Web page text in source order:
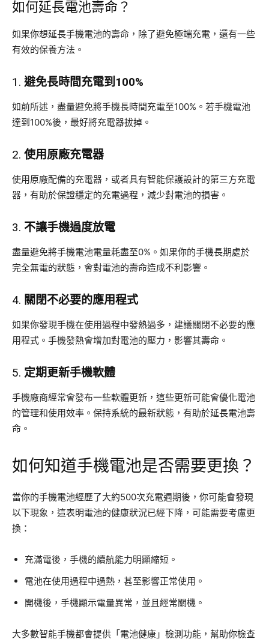
如何延長電池壽命？
如果你想延長手機電池的壽命，除了避免極端充電，還有一些
有效的保養方法。
1. 避免長時間充電到100%
如前所述，盡量避免將手機長時間充電至100%。若手機電池
達到100%後，最好將充電器拔掉。
2. 使用原廠充電器
使用原廠配備的充電器，或者具有智能保護設計的第三方充電
器，有助於保證穩定的充電過程，減少對電池的損害。
3. 不讓手機過度放電
盡量避免將手機電池電量耗盡至0%。如果你的手機長期處於
完全無電的狀態，會對電池的壽命造成不利影響。
4. 關閉不必要的應用程式
如果你發現手機在使用過程中發熱過多，建議關閉不必要的應
用程式。手機發熱會增加對電池的壓力，影響其壽命。
5. 定期更新手機軟體
手機廠商經常會發布一些軟體更新，這些更新可能會優化電池
的管理和使用效率。保持系統的最新狀態，有助於延長電池壽
命。
如何知道手機電池是否需要更換？
當你的手機電池經歷了大約500次充電週期後，你可能會發現
以下現象，這表明電池的健康狀況已經下降，可能需要考慮更
換：
充滿電後，手機的續航能力明顯縮短。
電池在使用過程中過熱，甚至影響正常使用。
開機後，手機顯示電量異常，並且經常關機。
大多數智能手機都會提供「電池健康」檢測功能，幫助你檢查